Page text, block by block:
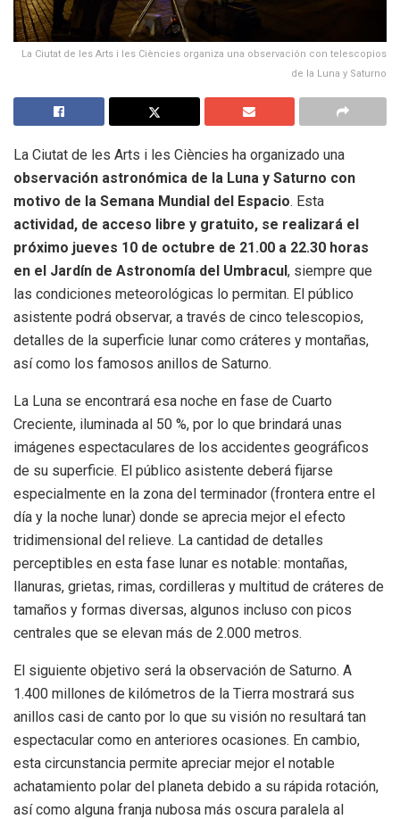
La Ciutat de les Arts i les Ciències organiza una observación con telescopios
de la Luna y Saturno
La Ciutat de les Arts i les Ciències ha organizado una
observación astronómica de la Luna y Saturno con
motivo de la Semana Mundial del Espacio. Esta
actividad, de acceso libre y gratuito, se realizará el
próximo jueves 10 de octubre de 21.00 a 22.30 horas
en el Jardín de Astronomía del Umbracul, siempre que
las condiciones meteorológicas lo permitan. El público
asistente podrá observar, a través de cinco telescopios,
detalles de la superficie lunar como cráteres y montañas,
así como los famosos anillos de Saturno.
La Luna se encontrará esa noche en fase de Cuarto
Creciente, iluminada al 50 %, por lo que brindará unas
imágenes espectaculares de los accidentes geográficos
de su superficie. El público asistente deberá fijarse
especialmente en la zona del terminador (frontera entre el
día y la noche lunar) donde se aprecia mejor el efecto
tridimensional del relieve. La cantidad de detalles
perceptibles en esta fase lunar es notable: montañas,
llanuras, grietas, rimas, cordilleras y multitud de cráteres de
tamaños y formas diversas, algunos incluso con picos
centrales que se elevan más de 2.000 metros.
El siguiente objetivo será la observación de Saturno. A
1.400 millones de kilómetros de la Tierra mostrará sus
anillos casi de canto por lo que su visión no resultará tan
espectacular como en anteriores ocasiones. En cambio,
esta circunstancia permite apreciar mejor el notable
achatamiento polar del planeta debido a su rápida rotación,
así como alguna franja nubosa más oscura paralela al